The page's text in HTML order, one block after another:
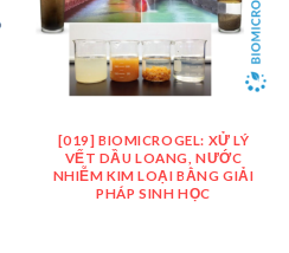
[019] BIOMICROGEL: XỬ LÝ
VẾT DẦU LOANG, NƯỚC
NHIỄM KIM LOẠI BẰNG GIẢI
PHÁP SINH HỌC